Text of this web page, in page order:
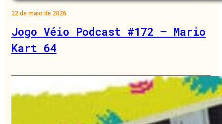
22 de maio de 2026
Jogo Véio Podcast #172 – Mario
Kart 64